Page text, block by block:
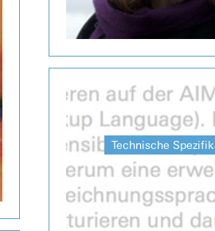
Technische